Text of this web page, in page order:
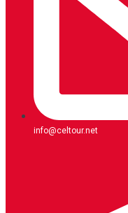
info@celtour.net